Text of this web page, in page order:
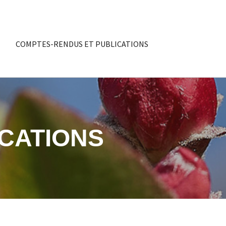
COMPTES-RENDUS ET PUBLICATIONS